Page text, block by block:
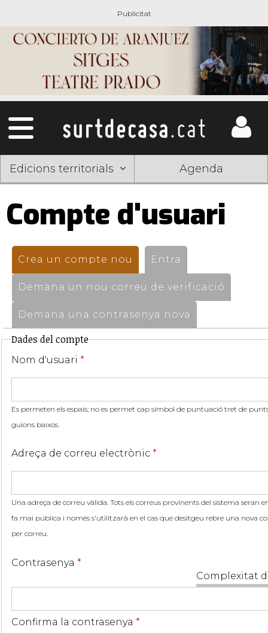
Edicions territorials Agenda
Compte d'usuari
Pestanyes
primàries
Crea un compte nou (pestanya activa)
Entra
Demana un nou correu de verificació
Demana una contrasenya nova
Dades del compte
Nom d'usuari *
Es permeten els espais; no es permet cap símbol de puntuació tret de
guions baixos.
Adreça de correu electrònic *
Una adreça de correu vàlida. Tots els correus provinents del sistema seran
fa mai pública i només s'utilitzarà en el cas que desitgeu rebre una nova
per correu.
Complexitat
Contrasenya *
Confirma la contrasenya *